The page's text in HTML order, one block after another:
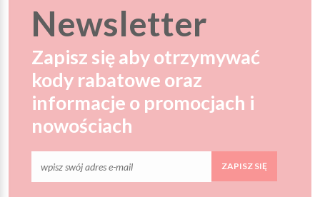
Newsletter
Zapisz się aby otrzymywać
kody rabatowe oraz
informacje o promocjach i
nowościach
ZAPISZ SIĘ